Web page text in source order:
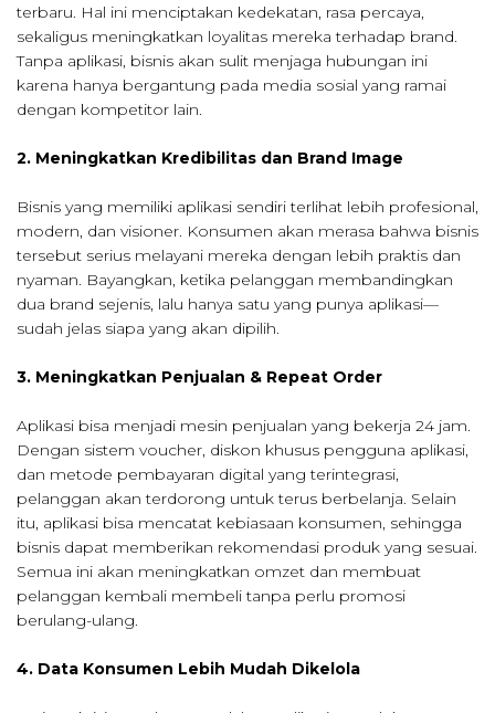
terbaru. Hal ini menciptakan kedekatan, rasa percaya,
sekaligus meningkatkan loyalitas mereka terhadap brand.
Tanpa aplikasi, bisnis akan sulit menjaga hubungan ini
karena hanya bergantung pada media sosial yang ramai
dengan kompetitor lain.
2. Meningkatkan Kredibilitas dan Brand Image
Bisnis yang memiliki aplikasi sendiri terlihat lebih profesional,
modern, dan visioner. Konsumen akan merasa bahwa bisnis
tersebut serius melayani mereka dengan lebih praktis dan
nyaman. Bayangkan, ketika pelanggan membandingkan
dua brand sejenis, lalu hanya satu yang punya aplikasi—
sudah jelas siapa yang akan dipilih.
3. Meningkatkan Penjualan & Repeat Order
Aplikasi bisa menjadi mesin penjualan yang bekerja 24 jam.
Dengan sistem voucher, diskon khusus pengguna aplikasi,
dan metode pembayaran digital yang terintegrasi,
pelanggan akan terdorong untuk terus berbelanja. Selain
itu, aplikasi bisa mencatat kebiasaan konsumen, sehingga
bisnis dapat memberikan rekomendasi produk yang sesuai.
Semua ini akan meningkatkan omzet dan membuat
pelanggan kembali membeli tanpa perlu promosi
berulang-ulang.
4. Data Konsumen Lebih Mudah Dikelola